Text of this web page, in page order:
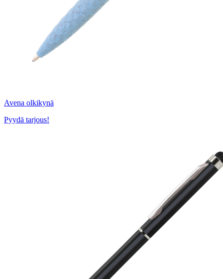
Avena olkikynä
Pyydä tarjous!